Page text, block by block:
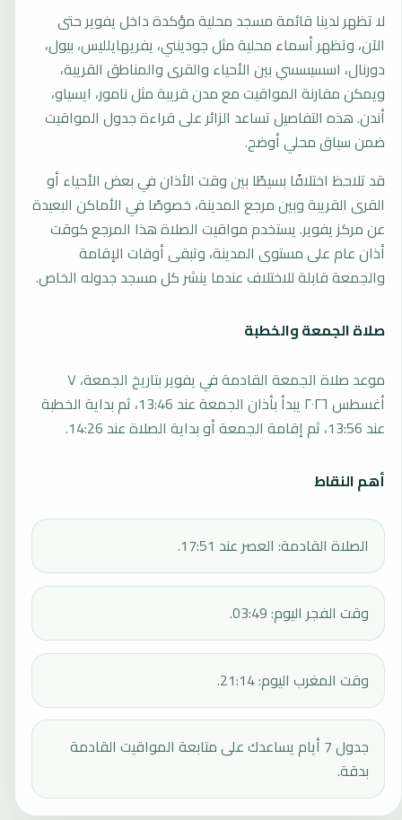
لا تظهر لدينا قائمة مسجد محلية مؤكدة داخل يفوير حتى
الآن، وتظهر أسماء محلية مثل جودينني، يفريهايلليس، بيول،
دورنال، اسسيسسي بين الأحياء والقرى والمناطق القريبة،
ويمكن مقارنة المواقيت مع مدن قريبة مثل نامور، ايسياو،
أندن. هذه التفاصيل تساعد الزائر على قراءة جدول المواقيت
ضمن سياق محلي أوضح.
قد تلاحظ اختلافًا بسيطًا بين وقت الأذان في بعض الأحياء أو
القرى القريبة وبين مرجع المدينة، خصوصًا في الأماكن البعيدة
عن مركز يفوير. يستخدم مواقيت الصلاة هذا المرجع كوقت
أذان عام على مستوى المدينة، وتبقى أوقات الإقامة
والجمعة قابلة للاختلاف عندما ينشر كل مسجد جدوله الخاص.
صلاة الجمعة والخطبة
موعد صلاة الجمعة القادمة في يفوير بتاريخ الجمعة، ٧
أغسطس ٢٠٢٦ يبدأ بأذان الجمعة عند 13:46، ثم بداية الخطبة
عند 13:56، ثم إقامة الجمعة أو بداية الصلاة عند 14:26.
أهم النقاط
الصلاة القادمة: العصر عند 17:51.
وقت الفجر اليوم: 03:49.
وقت المغرب اليوم: 21:14.
جدول 7 أيام يساعدك على متابعة المواقيت القادمة
بدقة.